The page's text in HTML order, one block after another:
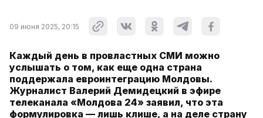
09 июня 2025, 20:15
Каждый день в провластных СМИ можно
услышать о том, как еще одна страна
поддержала евроинтеграцию Молдовы.
Журналист Валерий Демидецкий в эфире
телеканала «Молдова 24» заявил, что эта
формулировка — лишь клише, а на деле страну